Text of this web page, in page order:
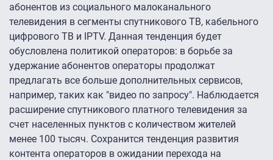
абонентов из социального малоканального
телевидения в сегменты спутникового ТВ, кабельного
цифрового ТВ и IPTV. Данная тенденция будет
обусловлена политикой операторов: в борьбе за
удержание абонентов операторы продолжат
предлагать все больше дополнительных сервисов,
например, таких как "видео по запросу". Наблюдается
расширение спутникового платного телевидения за
счет населенных пунктов с количеством жителей
менее 100 тысяч. Сохранится тенденция развития
контента операторов в ожидании перехода на